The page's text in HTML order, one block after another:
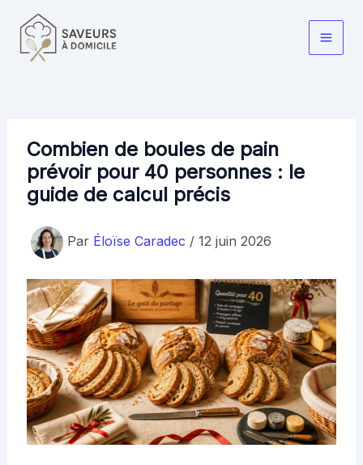
contenu
Main
Combien de boules de pain
prévoir pour 40 personnes : le
guide de calcul précis
Par Éloïse Caradec / 12 juin 2026